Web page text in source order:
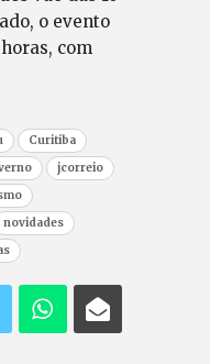
o evento
com
Curitiba
jcorreio
novidades